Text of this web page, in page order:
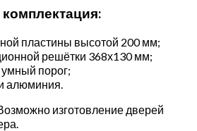
пластины высотой 200 мм;
решётки 368х130 мм;
порог;
алюминия.
изготовление дверей